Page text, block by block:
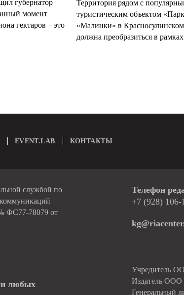
губернатор
момент
гектаров – это
Территория рядом с
туристическим объектом
«Малинки» в
должна преобразиться в
EVENT.LAB КОНТАКТЫ
службой по
ФС77-78079 от
любых
Телефон
+7 (928) 106-
Учредитель
Издатель
Генеральный